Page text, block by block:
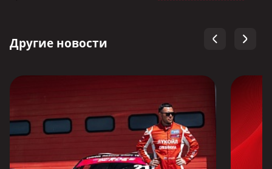
Другие новости